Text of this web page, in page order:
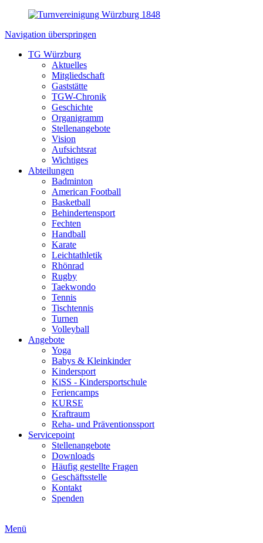
Navigation überspringen
TG Würzburg
Aktuelles
Mitgliedschaft
Gaststätte
TGW-Chronik
Geschichte
Organigramm
Stellenangebote
Vision
Aufsichtsrat
Wichtiges
Abteilungen
Badminton
American Football
Basketball
Behindertensport
Fechten
Handball
Karate
Leichtathletik
Rhönrad
Rugby
Taekwondo
Tennis
Tischtennis
Turnen
Volleyball
Angebote
Yoga
Babys & Kleinkinder
Kindersport
KiSS - Kindersportschule
Feriencamps
KURSE
Kraftraum
Reha- und Präventionssport
Servicepoint
Stellenangebote
Downloads
Häufig gestellte Fragen
Geschäftsstelle
Kontakt
Spenden
Menü